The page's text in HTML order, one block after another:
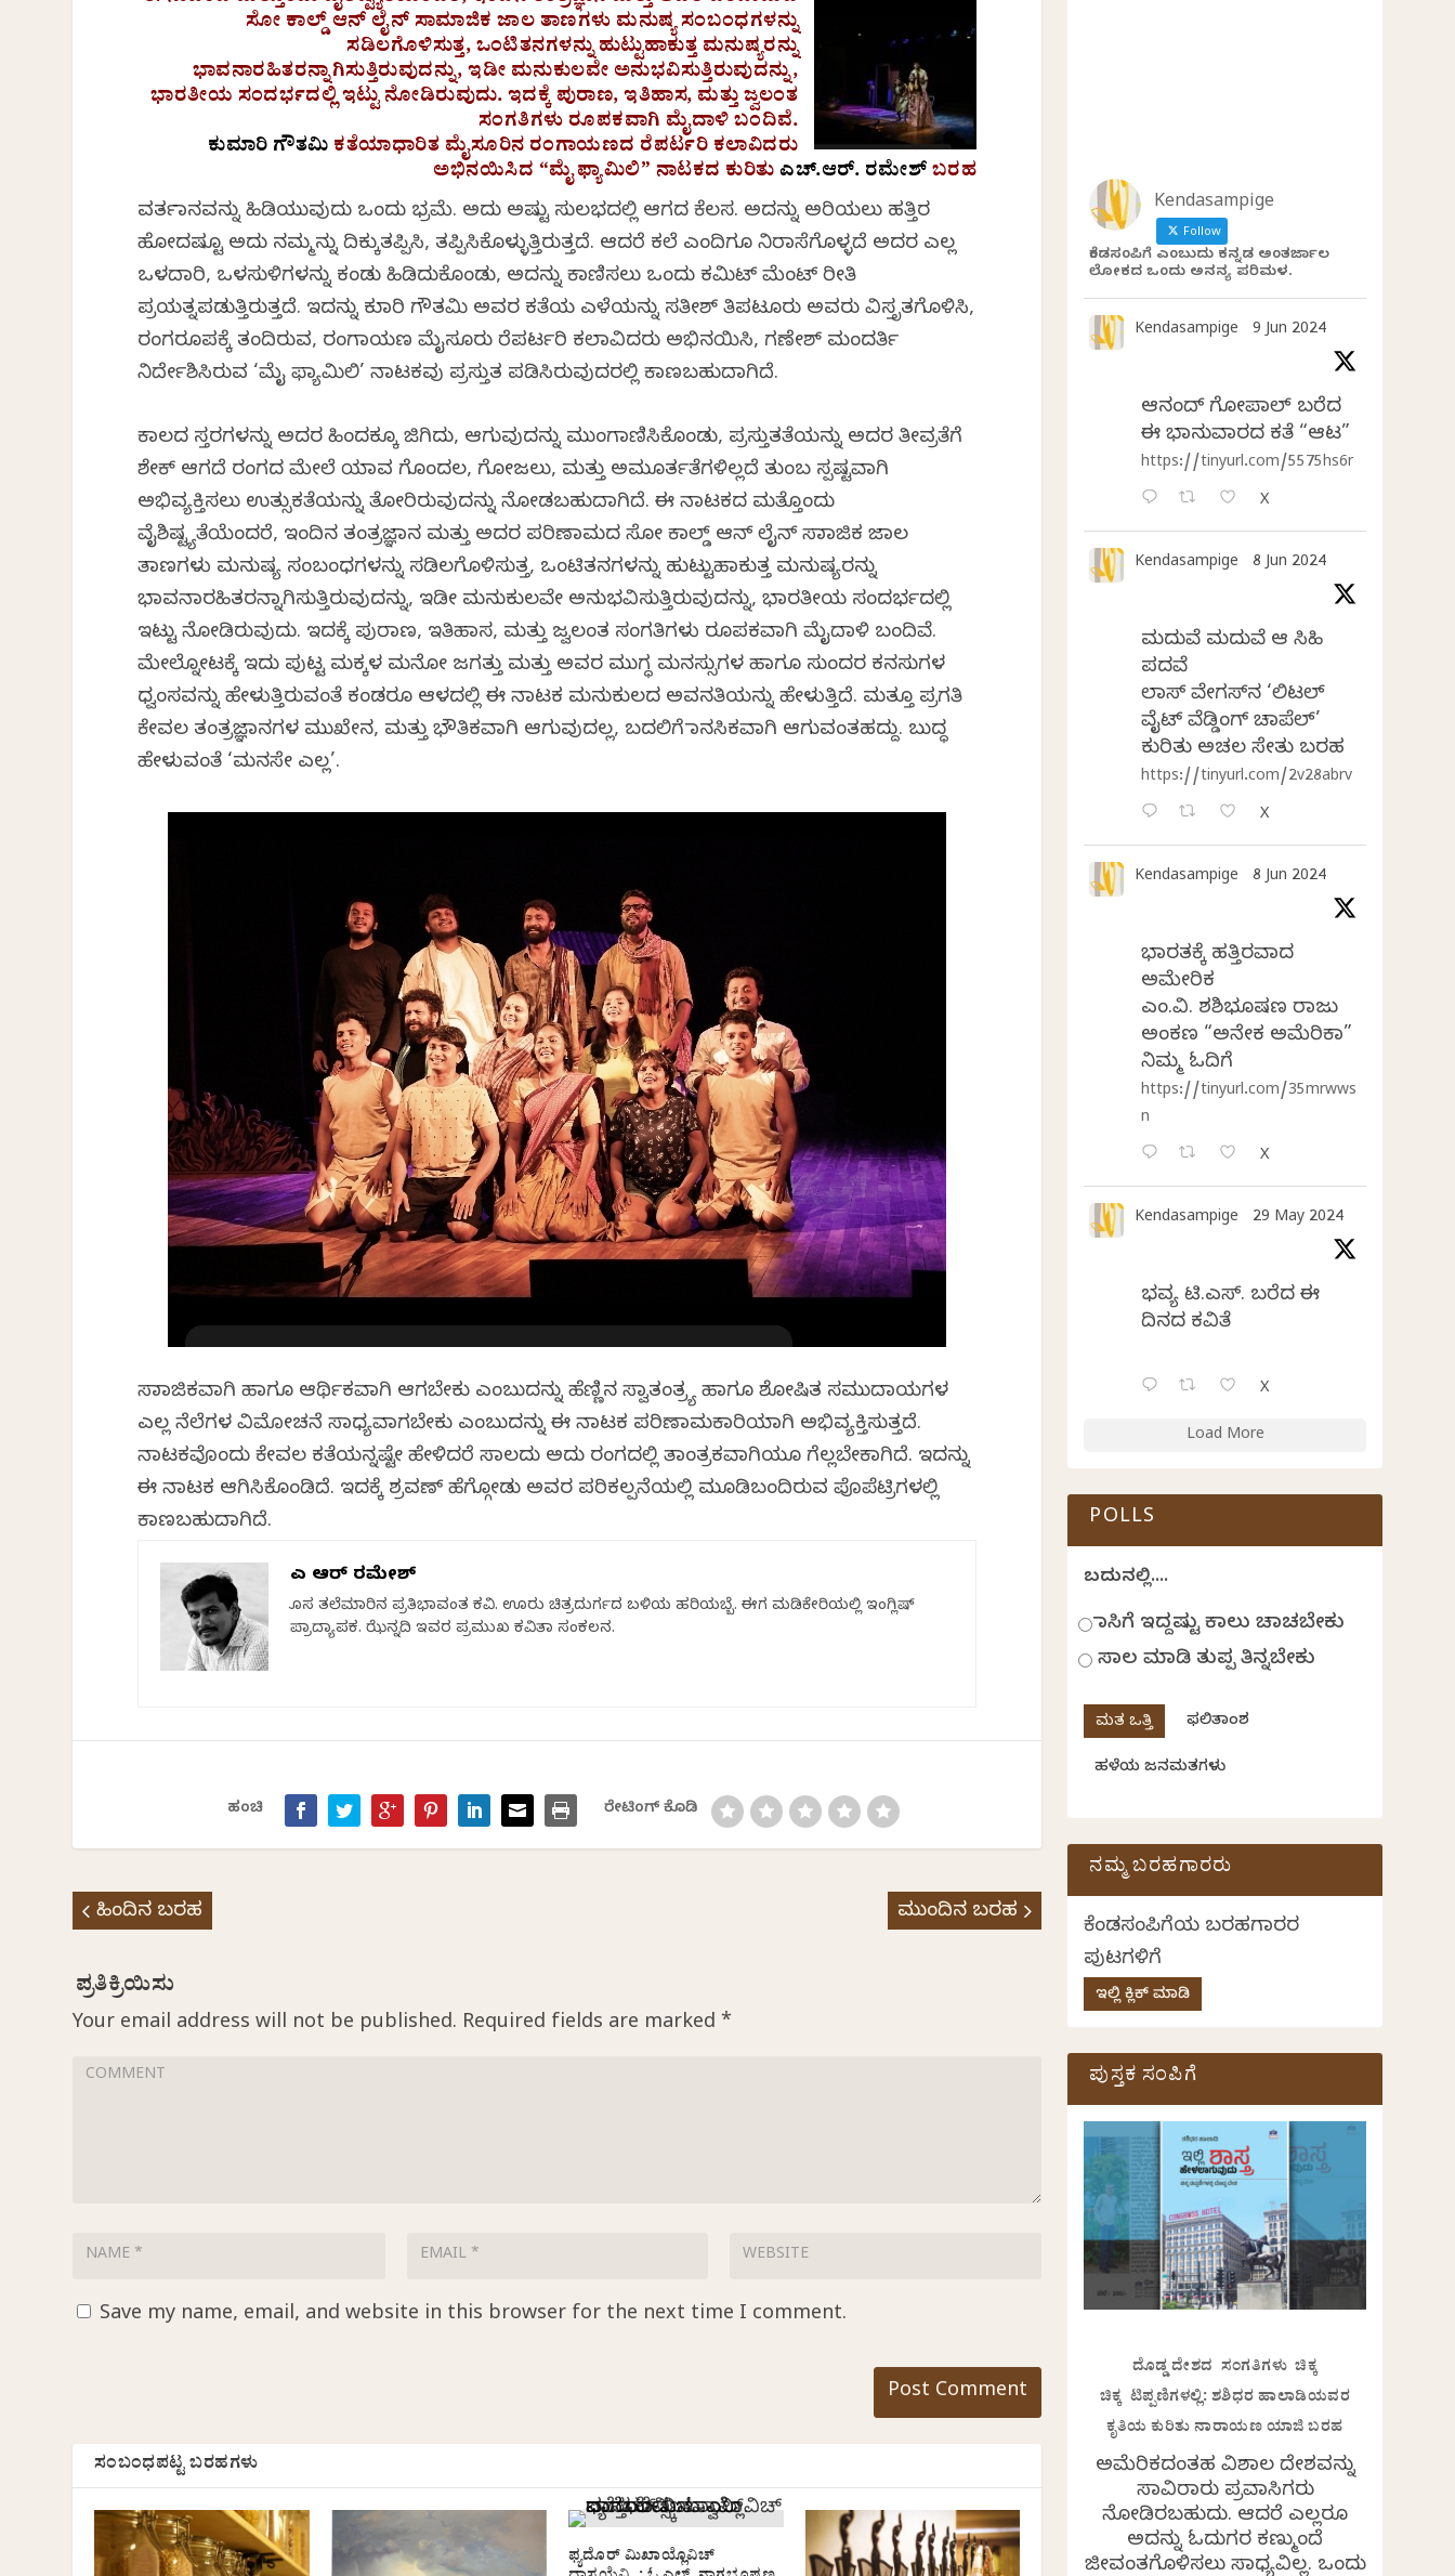
ಸೋ ಕಾಲ್ಡ್ ಆನ್ ಲೈನ್ ಸಾಮಾಜಿಕ ಜಾಲ ತಾಣಗಳು ಮನುಷ್ಯ ಸಂಬಂಧಗಳನ್ನು
ಸಡಿಲಗೊಳಿಸುತ್ತ, ಒಂಟಿತನಗಳನ್ನು ಹುಟ್ಟುಹಾಕುತ್ತ ಮನುಷ್ಯರನ್ನು
ಭಾವನಾರಹಿತರನ್ನಾಗಿಸುತ್ತಿರುವುದನ್ನು, ಇಡೀ ಮನುಕುಲವೇ ಅನುಭವಿಸುತ್ತಿರುವುದನ್ನು,
ಭಾರತೀಯ ಸಂದರ್ಭದಲ್ಲಿ ಇಟ್ಟು ನೋಡಿರುವುದು. ಇದಕ್ಕೆ ಪುರಾಣ, ಇತಿಹಾಸ, ಮತ್ತು ಜ್ವಲಂತ
ಸಂಗತಿಗಳು ರೂಪಕವಾಗಿ ಮೈದಾಳಿ ಬಂದಿವೆ.
ಕುಮಾರಿ ಗೌತಮಿ ಕತೆಯಾಧಾರಿತ ಮೈಸೂರಿನ ರಂಗಾಯಣದ ರೆಪರ್ಟರಿ ಕಲಾವಿದರು
ಅಭಿನಯಿಸಿದ “ಮೈ ಫ್ಯಾಮಿಲಿ” ನಾಟಕದ ಕುರಿತುಎಚ್.ಆರ್.‌ ರಮೇಶ್‌ಬರಹ
ವರ್ತಮಾನವನ್ನು ಹಿಡಿಯುವುದು ಒಂದು ಭ್ರಮೆ. ಅದು ಅಷ್ಟು ಸುಲಭದಲ್ಲಿ ಆಗದ ಕೆಲಸ. ಅದನ್ನು ಅರಿಯಲು ಹತ್ತಿರ
ಹೋದಷ್ಟೂ ಅದು ನಮ್ಮನ್ನು ದಿಕ್ಕುತಪ್ಪಿಸಿ, ತಪ್ಪಿಸಿಕೊಳ್ಳುತ್ತಿರುತ್ತದೆ. ಆದರೆ ಕಲೆ ಎಂದಿಗೂ ನಿರಾಸೆಗೊಳ್ಳದೆ ಅದರ ಎಲ್ಲ
ಒಳದಾರಿ, ಒಳಸುಳಿಗಳನ್ನು ಕಂಡು ಹಿಡಿದುಕೊಂಡು, ಅದನ್ನು ಕಾಣಿಸಲು ಒಂದು ಕಮಿಟ್ ಮೆಂಟ್ ರೀತಿ
ಪ್ರಯತ್ನಪಡುತ್ತಿರುತ್ತದೆ. ಇದನ್ನು ಕುಮಾರಿ ಗೌತಮಿ ಅವರ ಕತೆಯ ಎಳೆಯನ್ನು ಸತೀಶ್ ತಿಪಟೂರು ಅವರು ವಿಸ್ತೃತಗೊಳಿಸಿ,
ರಂಗರೂಪಕ್ಕೆ ತಂದಿರುವ, ರಂಗಾಯಣ ಮೈಸೂರು ರೆಪರ್ಟರಿ ಕಲಾವಿದರು ಅಭಿನಯಿಸಿ, ಗಣೇಶ್ ಮಂದರ್ತಿ
ನಿರ್ದೇಶಿಸಿರುವ ‘ಮೈ ಫ್ಯಾಮಿಲಿ’ ನಾಟಕವು ಪ್ರಸ್ತುತ ಪಡಿಸಿರುವುದರಲ್ಲಿ ಕಾಣಬಹುದಾಗಿದೆ.
ಕಾಲದ ಸ್ತರಗಳನ್ನು ಅದರ ಹಿಂದಕ್ಕೂ ಜಿಗಿದು, ಆಗುವುದನ್ನು ಮುಂಗಾಣಿಸಿಕೊಂಡು, ಪ್ರಸ್ತುತತೆಯನ್ನು ಅದರ ತೀವ್ರತೆಗೆ
ಶೇಕ್ ಆಗದೆ ರಂಗದ ಮೇಲೆ ಯಾವ ಗೊಂದಲ, ಗೋಜಲು, ಮತ್ತು ಅಮೂರ್ತತೆಗಳಿಲ್ಲದೆ ತುಂಬ ಸ್ಪಷ್ಟವಾಗಿ
ಅಭಿವ್ಯಕ್ತಿಸಲು ಉತ್ಸುಕತೆಯನ್ನು ತೋರಿರುವುದನ್ನು ನೋಡಬಹುದಾಗಿದೆ. ಈ ನಾಟಕದ ಮತ್ತೊಂದು
ವೈಶಿಷ್ಟ್ಯತೆಯೆಂದರೆ, ಇಂದಿನ ತಂತ್ರಜ್ಞಾನ ಮತ್ತು ಅದರ ಪರಿಣಾಮದ ಸೋ ಕಾಲ್ಡ್ ಆನ್ ಲೈನ್ ಸಾಮಾಜಿಕ ಜಾಲ
ತಾಣಗಳು ಮನುಷ್ಯ ಸಂಬಂಧಗಳನ್ನು ಸಡಿಲಗೊಳಿಸುತ್ತ, ಒಂಟಿತನಗಳನ್ನು ಹುಟ್ಟುಹಾಕುತ್ತ ಮನುಷ್ಯರನ್ನು
ಭಾವನಾರಹಿತರನ್ನಾಗಿಸುತ್ತಿರುವುದನ್ನು, ಇಡೀ ಮನುಕುಲವೇ ಅನುಭವಿಸುತ್ತಿರುವುದನ್ನು, ಭಾರತೀಯ ಸಂದರ್ಭದಲ್ಲಿ
ಇಟ್ಟು ನೋಡಿರುವುದು. ಇದಕ್ಕೆ ಪುರಾಣ, ಇತಿಹಾಸ, ಮತ್ತು ಜ್ವಲಂತ ಸಂಗತಿಗಳು ರೂಪಕವಾಗಿ ಮೈದಾಳಿ ಬಂದಿವೆ.
ಮೇಲ್ನೋಟಕ್ಕೆ ಇದು ಪುಟ್ಟ ಮಕ್ಕಳ ಮನೋ ಜಗತ್ತು ಮತ್ತು ಅವರ ಮುಗ್ಧ ಮನಸ್ಸುಗಳ ಹಾಗೂ ಸುಂದರ ಕನಸುಗಳ
ಧ್ವಂಸವನ್ನು ಹೇಳುತ್ತಿರುವಂತೆ ಕಂಡರೂ ಆಳದಲ್ಲಿ ಈ ನಾಟಕ ಮನುಕುಲದ ಅವನತಿಯನ್ನು ಹೇಳುತ್ತಿದೆ. ಮತ್ತೂ ಪ್ರಗತಿ
ಕೇವಲ ತಂತ್ರಜ್ಞಾನಗಳ ಮುಖೇನ, ಮತ್ತು ಭೌತಿಕವಾಗಿ ಆಗುವುದಲ್ಲ, ಬದಲಿಗೆ ಮಾನಸಿಕವಾಗಿ ಆಗುವಂತಹದ್ದು. ಬುದ್ಧ
ಹೇಳುವಂತೆ ‘ಮನಸೇ ಎಲ್ಲ’.
ಸಾಮಾಜಿಕವಾಗಿ ಹಾಗೂ ಆರ್ಥಿಕವಾಗಿ ಆಗಬೇಕು ಎಂಬುದನ್ನು ಹೆಣ್ಣಿನ ಸ್ವಾತಂತ್ರ್ಯ ಹಾಗೂ ಶೋಷಿತ ಸಮುದಾಯಗಳ
ಎಲ್ಲ ನೆಲೆಗಳ ವಿಮೋಚನೆ ಸಾಧ್ಯವಾಗಬೇಕು ಎಂಬುದನ್ನು ಈ ನಾಟಕ ಪರಿಣಾಮಕಾರಿಯಾಗಿ ಅಭಿವ್ಯಕ್ತಿಸುತ್ತದೆ.
ನಾಟಕವೊಂದು ಕೇವಲ ಕತೆಯನ್ನಷ್ಟೇ ಹೇಳಿದರೆ ಸಾಲದು ಅದು ರಂಗದಲ್ಲಿ ತಾಂತ್ರಕವಾಗಿಯೂ ಗೆಲ್ಲಬೇಕಾಗಿದೆ. ಇದನ್ನು
ಈ ನಾಟಕ ಆಗಿಸಿಕೊಂಡಿದೆ. ಇದಕ್ಕೆ ಶ್ರವಣ್ ಹೆಗ್ಗೋಡು ಅವರ ಪರಿಕಲ್ಪನೆಯಲ್ಲಿ ಮೂಡಿಬಂದಿರುವ ಪೊಪೆಟ್ರಿಗಳಲ್ಲಿ
ಕಾಣಬಹುದಾಗಿದೆ.
ಎಚ್ ಆರ್ ರಮೇಶ್
ಹೊಸ ತಲೆಮಾರಿನ ಪ್ರತಿಭಾವಂತ ಕವಿ. ಊರು ಚಿತ್ರದುರ್ಗದ ಬಳಿಯ ಹರಿಯಬ್ಬೆ. ಈಗ ಮಡಿಕೇರಿಯಲ್ಲಿ ಇಂಗ್ಲಿಷ್
ಪ್ರಾದ್ಯಾಪಕ. ಝೆನ್ನದಿ ಇವರ ಪ್ರಮುಖ ಕವಿತಾ ಸಂಕಲನ.
ಹಂಚಿ ರೇಟಿಂಗ್ ಕೊಡಿ
ಹಿಂದಿನ ಬರಹ ಮುಂದಿನ ಬರಹ
Your email address will not be published. Required fields are marked *
Save my name, email, and website in this browser for the next time I comment.
ಸಂಬಂಧಪಟ್ಟ ಬರಹಗಳು
ಫ್ಯದೊರ್ ಮಿಖಾಯ್ಲೊವಿಚ್
Kendasampige
Follow
ಕೆಂಡಸಂಪಿಗೆ ಎಂಬುದು ಕನ್ನಡ ಅಂತರ್ಜಾಲ
ಲೋಕದ ಒಂದು ಅನನ್ಯ ಪರಿಮಳ.
Kendasampige 9 Jun 2024
ಆನಂದ್‌ ಗೋಪಾಲ್‌ ಬರೆದ
ಈ ಭಾನುವಾರದ ಕತೆ “ಆಟ”
https://tinyurl.com/5575hs6r
X
Kendasampige 8 Jun 2024
ಮದುವೆ ಮದುವೆ ಆ ಸಿಹಿ
ಪದವೆ
ಲಾಸ್‌ ವೇಗಸ್‌ನ ‘ಲಿಟಲ್
ವೈಟ್ ವೆಡ್ಡಿಂಗ್ ಚಾಪೆಲ್’
ಕುರಿತು ಅಚಲ ಸೇತು ಬರಹ
https://tinyurl.com/2v28abrv
X
Kendasampige 8 Jun 2024
ಭಾರತಕ್ಕೆ ಹತ್ತಿರವಾದ
ಅಮೇರಿಕ
ಎಂ.ವಿ. ಶಶಿಭೂಷಣ ರಾಜು
ಅಂಕಣ “ಅನೇಕ ಅಮೆರಿಕಾ”
ನಿಮ್ಮ ಓದಿಗೆ
https://tinyurl.com/35mrwws
n
X
Kendasampige 29 May 2024
ಭವ್ಯ ಟಿ.ಎಸ್. ಬರೆದ ಈ
ದಿನದ ಕವಿತೆ
X
Load More
POLLS
ಬದುಕಿನಲ್ಲಿ....
ಹಾಸಿಗೆ ಇದ್ದಷ್ಟು ಕಾಲು ಚಾಚಬೇಕು
ಸಾಲ ಮಾಡಿ ತುಪ್ಪ ತಿನ್ನಬೇಕು
ಫಲಿತಾಂಶ
ಹಳೆಯ ಜನಮತಗಳು
ನಮ್ಮ ಬರಹಗಾರರು
ಕೆಂಡಸಂಪಿಗೆಯ ಬರಹಗಾರರ
ಪುಟಗಳಿಗೆ
ಇಲ್ಲಿ ಕ್ಲಿಕ್ ಮಾಡಿ
ಪುಸ್ತಕ ಸಂಪಿಗೆ
ದೊಡ್ಡ ದೇಶದ ಸಂಗತಿಗಳು ಚಿಕ್ಕ
ಚಿಕ್ಕ ಟಿಪ್ಪಣಿಗಳಲ್ಲಿ: ಶಶಿಧರ ಹಾಲಾಡಿಯವರ
ಕೃತಿಯ ಕುರಿತು ನಾರಾಯಣ ಯಾಜಿ ಬರಹ
ಅಮೆರಿಕದಂತಹ ವಿಶಾಲ ದೇಶವನ್ನು
ಸಾವಿರಾರು ಪ್ರವಾಸಿಗರು
ನೋಡಿರಬಹುದು. ಆದರೆ ಎಲ್ಲರೂ
ಅದನ್ನು ಓದುಗರ ಕಣ್ಮುಂದೆ
ಜೀವಂತಗೊಳಿಸಲು ಸಾಧ್ಯವಿಲ್ಲ. ಒಂದು